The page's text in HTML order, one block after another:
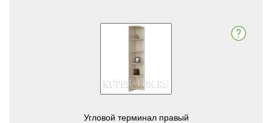
Угловой терминал правый